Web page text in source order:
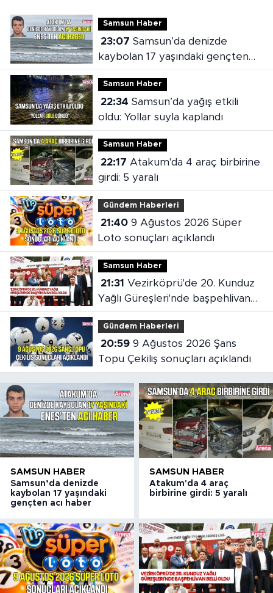
Samsun Haber
23:07
kaybolan 17 yaşındaki gençten
acı haber
Samsun Haber
22:34
oldu: Yollar suyla kaplandı
Samsun Haber
22:17
girdi: 5 yaralı
Gündem Haberleri
21:409 Ağustos 2026 Süper
Loto sonuçları açıklandı
Samsun Haber
21:31
Yağlı Güreşleri'nde başpehlivan
belli oldu
Gündem Haberleri
20:599 Ağustos 2026 Şans
Topu Çekiliş sonuçları açıklandı
SAMSUN HABER
Samsun’da denizde
kaybolan 17 yaşındaki
gençten acı haber
SAMSUN HABER
Atakum'da 4 araç
birbirine girdi: 5 yaralı